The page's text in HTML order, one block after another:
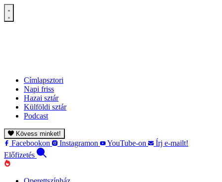
Címlapsztori
Napi friss
Hazai sztár
Külföldi sztár
Podcast
Kövess minket!
Facebookon Instagramon YouTube-on
Írj e-mailt!
Előfizetés